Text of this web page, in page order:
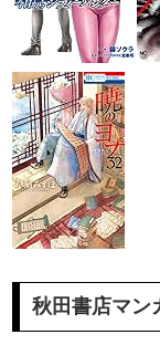
秋田書店マン